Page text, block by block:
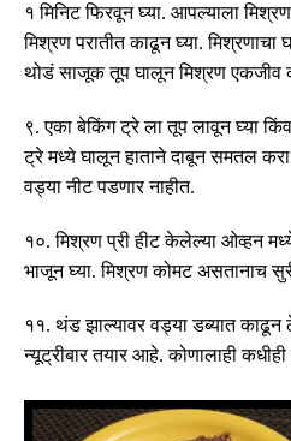
१ मिनिट फिरवून घ्या. आपल्याला
मिश्रण परातीत काढून घ्या.मिश्रणाचा
थोडं साजूक तूप घालून मिश्रण एकजीव
९.एका बेकिंग ट्रे ला तूप लावून घ्या
ट्रे मध्ये घालून हाताने दाबून समतल करा
वड्या नीट पडणार नाहीत.
१०.मिश्रण प्री हीट केलेल्या ओव्हन
भाजून घ्या.मिश्रण कोमट असतानाच
११. थंड झाल्यावर वड्या डब्यात काढून
न्यूट्रीबारतयार आहे.कोणालाही